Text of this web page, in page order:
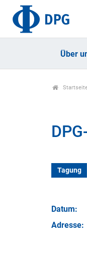
Über
Tagung
Datum:
Adresse: